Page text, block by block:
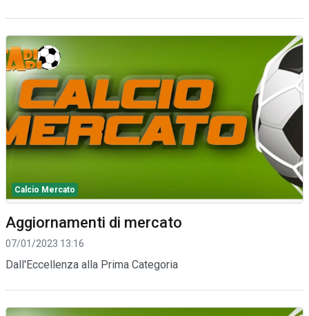
Calcio Mercato
Aggiornamenti di mercato
07/01/2023 13:16
Dall'Eccellenza alla Prima Categoria